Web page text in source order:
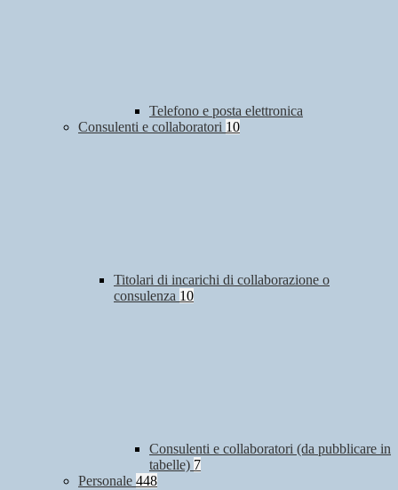
Telefono e posta elettronica
Consulenti e collaboratori 10
Titolari di incarichi di collaborazione o
consulenza 10
Consulenti e collaboratori (da pubblicare in
tabelle) 7
Personale 448